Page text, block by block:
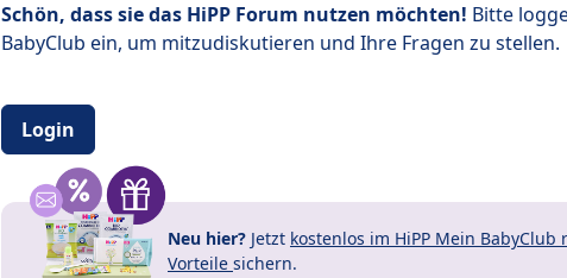
Schön, dass sie das HiPP Forum nutzen möchten! Bitte
BabyClub ein, um mitzudiskutieren und Ihre Fragen zu stellen.
Login
Neu hier? Jetzt kostenlos im HiPP Mein BabyClub
Vorteile sichern.